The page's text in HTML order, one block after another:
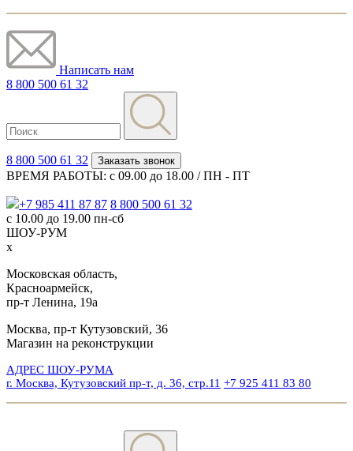
Написать нам
8 800 500 61 32
8 800 500 61 32 Заказать звонок
ВРЕМЯ РАБОТЫ: с 09.00 до 18.00 / ПН - ПТ
+7 985 411 87 87 8 800 500 61 32
с 10.00 до 19.00 пн-сб
ШОУ-РУМ
x
Московская область,
Красноармейск,
пр-т Ленина, 19а
Москва, пр-т Кутузовский, 36
Магазин на реконструкции
АДРЕС ШОУ-РУМА
г. Москва, Кутузовский пр-т, д. 36, стр.11 +7 925 411 83 80